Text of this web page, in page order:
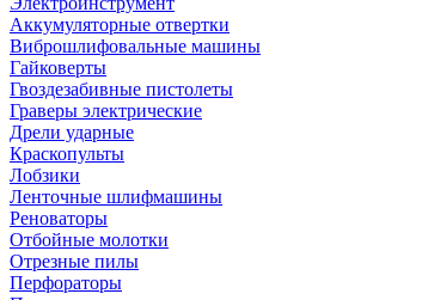
Аккумуляторные отвертки
Виброшлифовальные машины
Гайковерты
Гвоздезабивные пистолеты
Граверы электрические
Дрели ударные
Краскопульты
Лобзики
Ленточные шлифмашины
Реноваторы
Отбойные молотки
Отрезные пилы
Перфораторы